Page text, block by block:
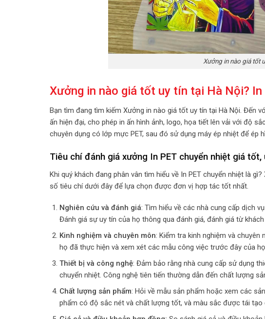
Xưởng in nào giá tốt
Xưởng in nào giá tốt uy tín tại Hà Nội? In
Bạn tìm đang tìm kiếm Xưởng in nào giá tốt uy tín tại Hà Nội. Đến
ấn hiện đại, cho phép in ấn hình ảnh, logo, họa tiết lên vải với độ
chuyên dụng có lớp mực PET, sau đó sử dụng máy ép nhiệt để ép
Tiêu chí đánh giá xưởng In PET chuyển nhiệt giá
Khi quý khách đang phân vân tìm hiểu về In PET chuyển nhiệt là
số tiêu chí dưới đây để lựa chọn được đơn vị hợp tác tốt nhất.
Nghiên cứu và đánh giá: Tìm hiểu về các nhà cung cấp dịch
Đánh giá sự uy tín của họ thông qua đánh giá, đánh giá từ
Kinh nghiệm và chuyên môn: Kiểm tra kinh nghiệm và
họ đã thực hiện và xem xét các mẫu công việc trước đây của
Thiết bị và công nghệ: Đảm bảo rằng nhà cung cấp sử dụng
chuyển nhiệt. Công nghệ tiên tiến thường dẫn đến chất lượng
Chất lượng sản phẩm: Hỏi về mẫu sản phẩm hoặc xem các
phẩm có độ sắc nét và chất lượng tốt, và màu sắc được tái tạo